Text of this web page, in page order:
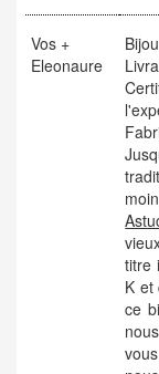
Vos +
Eleonaure
titre
K et
ce